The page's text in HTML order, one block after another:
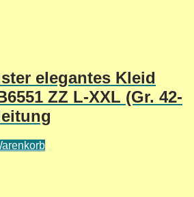
elegantes Kleid
ZZ L-XXL (Gr. 42-